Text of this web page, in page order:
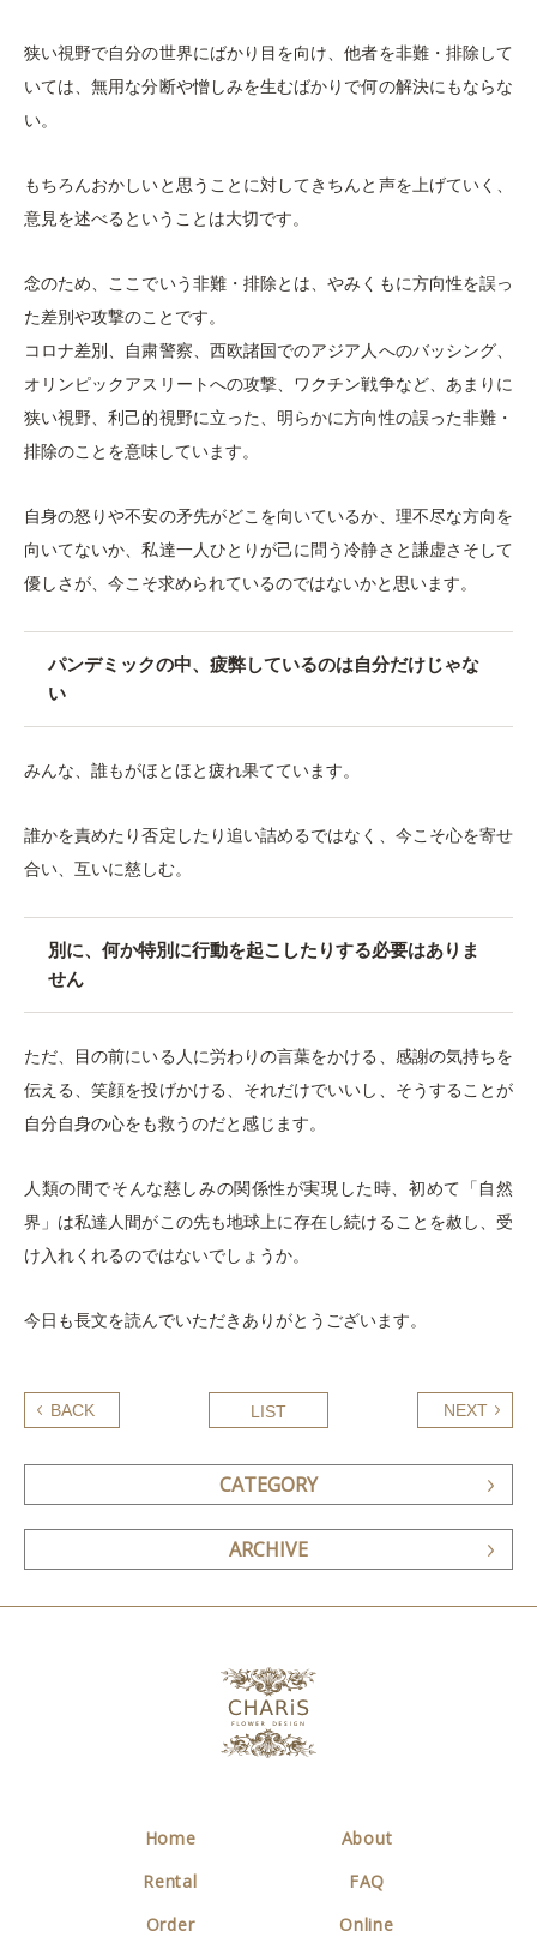
狭い視野で自分の世界にばかり目を向け、他者を非難・排除して
いては、無用な分断や憎しみを生むばかりで何の解決にもならな
い。
もちろんおかしいと思うことに対してきちんと声を上げていく、
意見を述べるということは大切です。
念のため、ここでいう非難・排除とは、やみくもに方向性を誤っ
た差別や攻撃のことです。
コロナ差別、自粛警察、西欧諸国でのアジア人へのバッシング、
オリンピックアスリートへの攻撃、ワクチン戦争など、あまりに
狭い視野、利己的視野に立った、明らかに方向性の誤った非難・
排除のことを意味しています。
自身の怒りや不安の矛先がどこを向いているか、理不尽な方向を
向いてないか、私達一人ひとりが己に問う冷静さと謙虚さそして
優しさが、今こそ求められているのではないかと思います。
パンデミックの中、疲弊しているのは自分だけじゃな
い
みんな、誰もがほとほと疲れ果てています。
誰かを責めたり否定したり追い詰めるではなく、今こそ心を寄せ
合い、互いに慈しむ。
別に、何か特別に行動を起こしたりする必要はありま
せん
ただ、目の前にいる人に労わりの言葉をかける、感謝の気持ちを
伝える、笑顔を投げかける、それだけでいいし、そうすることが
自分自身の心をも救うのだと感じます。
人類の間でそんな慈しみの関係性が実現した時、初めて「自然
界」は私達人間がこの先も地球上に存在し続けることを赦し、受
け入れくれるのではないでしょうか。
今日も長文を読んでいただきありがとうございます。
BACK LIST NEXT
CATEGORY
ARCHIVE
Home
Rental
Order
Online
About
FAQ